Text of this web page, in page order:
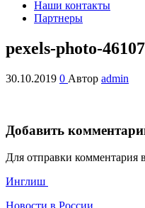
Наши контакты
Партнеры
pexels-photo-
30.10.2019 0 Автор admin
Добавить
Для отправки комментария
Инглиш